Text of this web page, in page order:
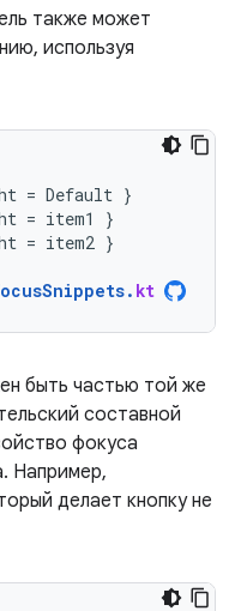
также может
используя
= Default }
= item1
}
= item2 }
. kt
быть частью той же
составной
фокуса
Например,
делает кнопку не